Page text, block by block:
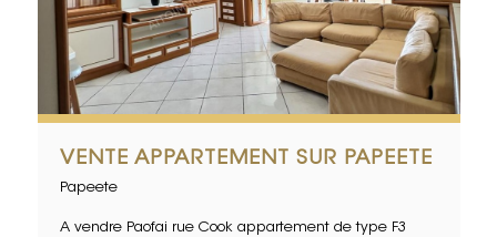
VENTE APPARTEMENT SUR PAPEETE
Papeete
A vendre Paofai rue Cook appartement de type F3